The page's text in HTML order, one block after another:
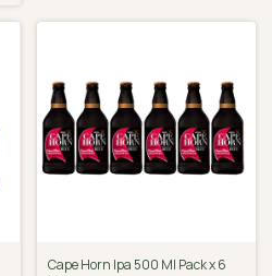
Cape Horn Ipa 500 Ml Pack x 6